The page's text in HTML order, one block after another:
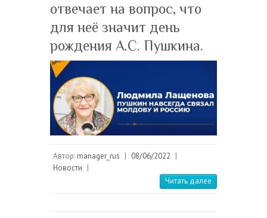
отвечает на вопрос, что
для неё значит день
рождения А.С. Пушкина.
Автор: manager_rus | 08/06/2022 |
Новости |
Читать далее